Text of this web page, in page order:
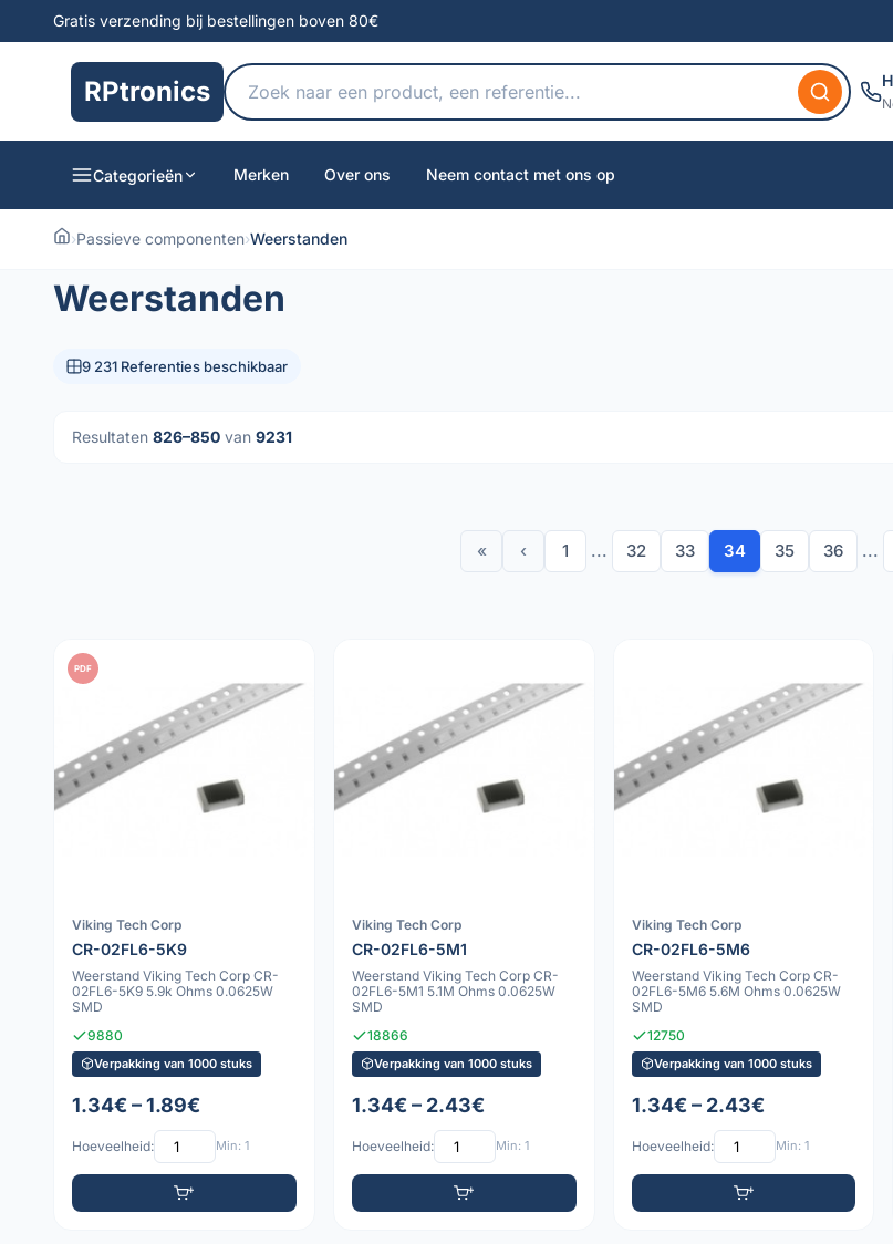
Gratis verzending bij bestellingen boven 80€
RPtronics
Categorieën Merken Over ons Neem contact met ons op
›Passieve componenten›Weerstanden
Weerstanden
9 231 Referenties beschikbaar
Resultaten 826–850 van 9231
« ‹ 1 ... 32 33 34 35 36 ...
PDF
Viking Tech Corp
CR-02FL6-5K9
Weerstand Viking Tech Corp CR-
02FL6-5K9 5.9k Ohms 0.0625W
SMD
9880
Verpakking van 1000 stuks
1.34€ – 1.89€
Hoeveelheid: Min: 1
Viking Tech Corp
CR-02FL6-5M1
Weerstand Viking Tech Corp CR-
02FL6-5M1 5.1M Ohms 0.0625W
SMD
18866
Verpakking van 1000 stuks
1.34€ – 2.43€
Hoeveelheid: Min: 1
Viking Tech Corp
CR-02FL6-5M6
Weerstand Viking Tech Corp CR-
02FL6-5M6 5.6M Ohms 0.0625W
SMD
12750
Verpakking van 1000 stuks
1.34€ – 2.43€
Hoeveelheid: Min: 1